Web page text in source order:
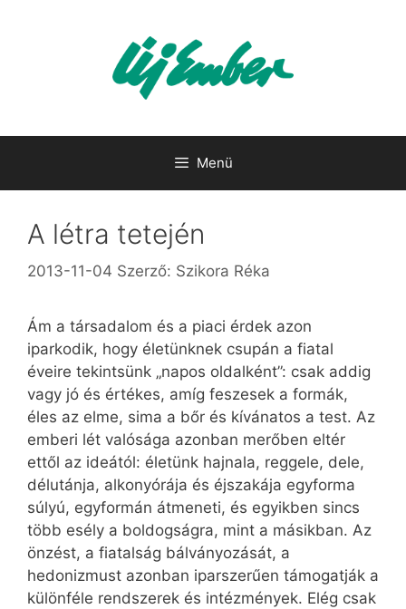
Menü
A létra tetején
2013-11-04 Szerző: Szikora Réka
Ám a társadalom és a piaci érdek azon
iparkodik, hogy életünknek csupán a fiatal
éveire tekintsünk „napos oldalként”: csak addig
vagy jó és értékes, amíg feszesek a formák,
éles az elme, sima a bőr és kívánatos a test. Az
emberi lét valósága azonban merőben eltér
ettől az ideától: életünk hajnala, reggele, dele,
délutánja, alkonyórája és éjszakája egyforma
súlyú, egyformán átmeneti, és egyikben sincs
több esély a boldogságra, mint a másikban. Az
önzést, a fiatalság bálványozását, a
hedonizmust azonban iparszerűen támogatják a
különféle rendszerek és intézmények. Elég csak